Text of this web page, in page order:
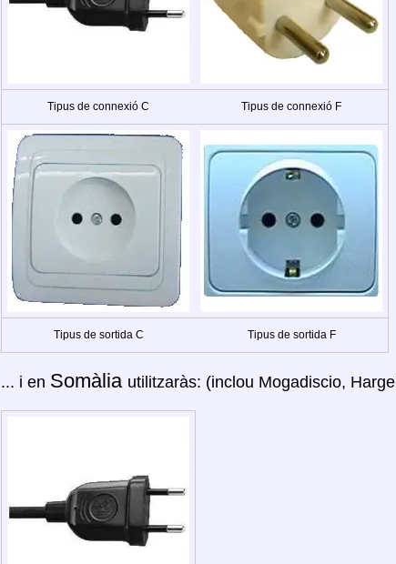
Tipus de connexió C Tipus de connexió F
Tipus de sortida C Tipus de sortida F
... i en Somàlia utilitzaràs: (inclou Mogadiscio,